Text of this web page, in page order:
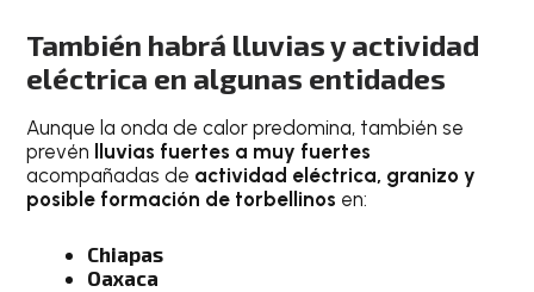
También habrá lluvias y actividad
eléctrica en algunas entidades
Aunque la onda de calor predomina, también se
prevén
lluvias fuertes a muy fuertes
acompañadas de actividad eléctrica, granizo y
posible formación de torbellinos en:
Chiapas
Oaxaca